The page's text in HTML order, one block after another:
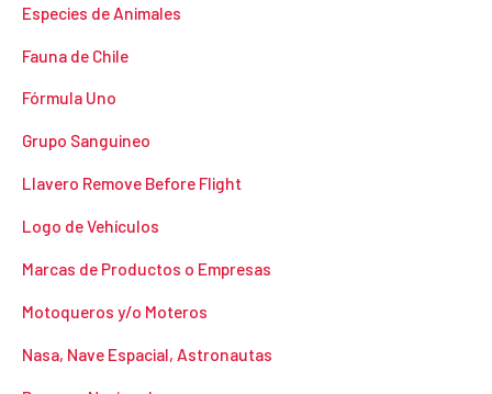
Especies de Animales
Fauna de Chile
Fórmula Uno
Grupo Sanguineo
Llavero Remove Before Flight
Logo de Vehículos
Marcas de Productos o Empresas
Motoqueros y/o Moteros
Nasa, Nave Espacial, Astronautas